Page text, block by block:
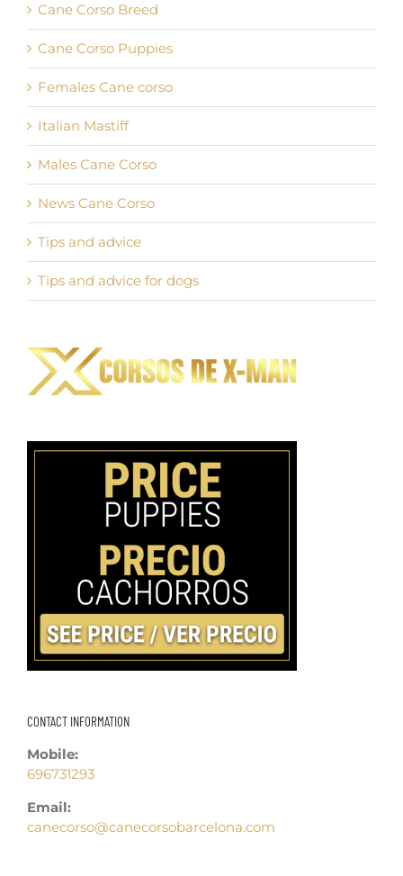
Cane Corso Breed
Cane Corso Puppies
Females Cane corso
Italian Mastiff
Males Cane Corso
News Cane Corso
Tips and advice
Tips and advice for dogs
CONTACT INFORMATION
Mobile:
696731293
Email:
canecorso@canecorsobarcelona.com